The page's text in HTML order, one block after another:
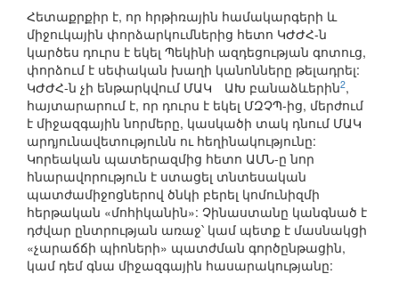
Հետաքրքիր է, որ հրթիռային համակարգերի և
միջուկային փորձարկումներից հետո ԿԺԺՀ-ն
կարծես դուրս է եկել Պեկինի ազդեցության գոտուց,
փորձում է սեփական խաղի կանոնները թելադրել:
ԿԺԺՀ-ն չի ենթարկվում ՄԱԿ ԱԽ բանաձևերին2,
հայտարարում է, որ դուրս է եկել ՄԶՉՊ-ից, մերժում
է միջազգային նորմերը, կասկածի տակ դնում ՄԱԿ
արդյունավետությունն ու հեղինակությունը:
Կորեական պատերազմից հետո ԱՄՆ-ը նոր
հնարավորություն է ստացել տնտեսական
պատժամիջոցներով ծնկի բերել կոմունիզմի
հերթական «մոհիկանին»: Չինաստանը կանգնած է
դժվար ընտրության առաջ՝ կամ պետք է մասնակցի
«չարաճճի պիոների» պատժման գործընթացին,
կամ դեմ գնա միջազգային հասարակությանը: